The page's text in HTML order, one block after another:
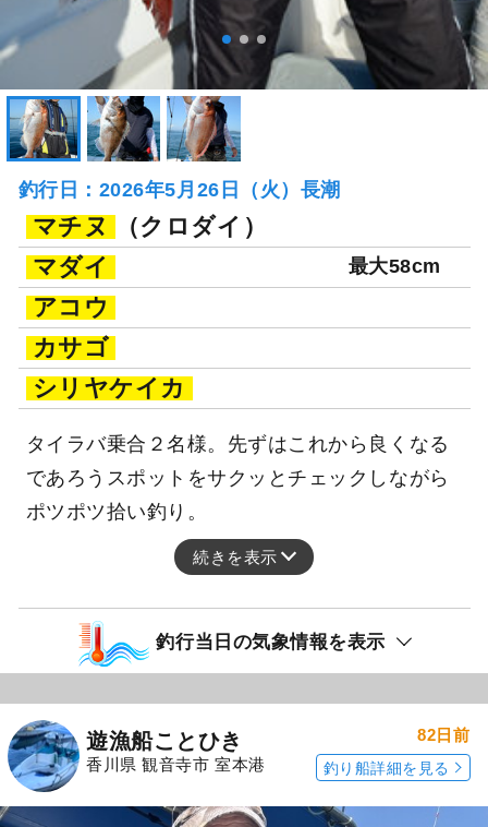
釣行日：2026年5月26日（火）長潮
マチヌ
（クロダイ）
マダイ
最大58cm
アコウ
カサゴ
シリヤケイカ
タイラバ乗合２名様。先ずはこれから良くなる
であろうスポットをサクッとチェックしながら
ポツポツ拾い釣り。
続きを表示
釣行当日の気象情報を表示
遊漁船ことひき
香川県 観音寺市 室本港
82日前
釣り船詳細を見る